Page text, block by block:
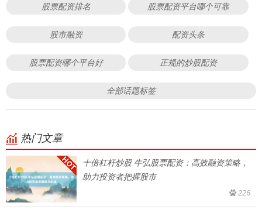
股票配资排名 股票配资平台哪个可靠
股市融资 配资头条
股票配资哪个平台好 正规的炒股配资
全部话题标签
热门文章
十倍杠杆炒股 牛弘股票配资：高效融资策略，
助力投资者把握股市
226